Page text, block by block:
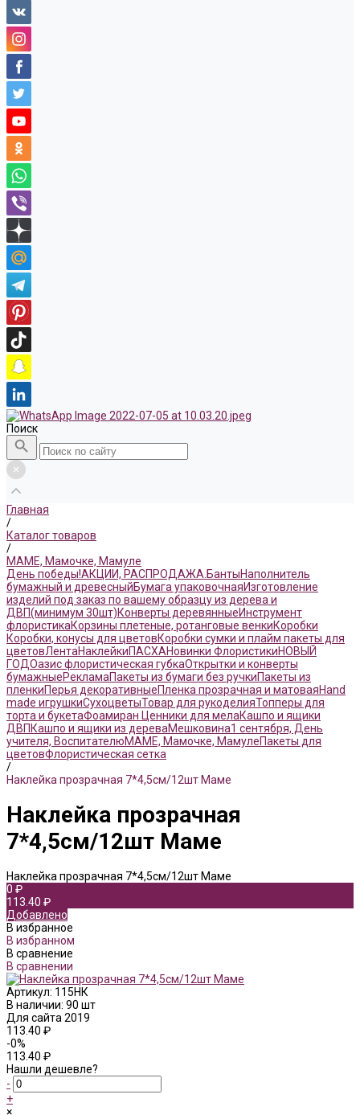
Поиск
Главная
/
Каталог товаров
/
МАМЕ, Мамочке, Мамуле
День победы!АКЦИИ, РАСПРОДАЖА. БантыНаполнитель
бумажный и древесныйБумага упаковочнаяИзготовление
изделий под заказ по вашему образцу из дерева и
ДВП(минимум 30шт)Конверты деревянныеИнструмент
флористикаКорзины плетеные, ротанговые венкиКоробки
Коробки, конусы для цветовКоробки сумки и плайм пакеты для
цветовЛентаНаклейкиПАСХАНовинки ФлористикиНОВЫЙ
ГОДОазис флористическая губкаОткрытки и конверты
бумажныеРекламаПакеты из бумаги без ручкиПакеты из
пленкиПерья декоративныеПленка прозрачная и матоваяHand
made игрушкиСухоцветыТовар для рукоделияТопперы для
торта и букетаФоамиран Ценники для мелаКашпо и ящики
ДВП Кашпо и ящики из дереваМешковина1 сентября, День
учителя, ВоспитателюМАМЕ, Мамочке, МамулеПакеты для
цветовФлористическая сетка
/
Наклейка прозрачная 7*4,5см/12шт Маме
Наклейка прозрачная
7*4,5см/12шт Маме
Наклейка прозрачная 7*4,5см/12шт Маме
0 ₽
113.40 ₽
Добавлено
В избранное
В избранном
В сравнение
В сравнении
Артикул: 115НК
В наличии: 90 шт
Для сайта 2019
113.40 ₽
-0%
113.40 ₽
Нашли дешевле?
-
+
×